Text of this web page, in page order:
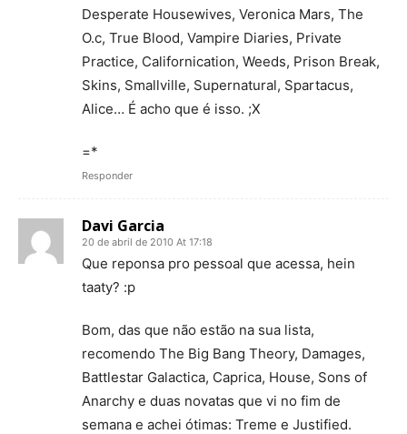
Desperate Housewives, Veronica Mars, The
O.c, True Blood, Vampire Diaries, Private
Practice, Californication, Weeds, Prison Break,
Skins, Smallville, Supernatural, Spartacus,
Alice… É acho que é isso. ;X
=*
Responder
Davi Garcia
20 de abril de 2010 At 17:18
Que reponsa pro pessoal que acessa, hein
taaty? :p
Bom, das que não estão na sua lista,
recomendo The Big Bang Theory, Damages,
Battlestar Galactica, Caprica, House, Sons of
Anarchy e duas novatas que vi no fim de
semana e achei ótimas: Treme e Justified.